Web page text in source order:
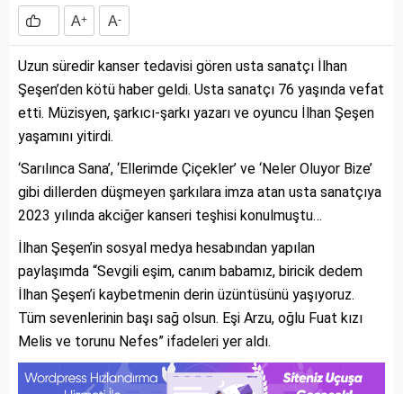
A+ A-
Uzun süredir kanser tedavisi gören usta sanatçı İlhan
Şeşen’den kötü haber geldi. Usta sanatçı 76 yaşında vefat
etti. Müzisyen, şarkıcı-şarkı yazarı ve oyuncu İlhan Şeşen
yaşamını yitirdi.
‘Sarılınca Sana’, ‘Ellerimde Çiçekler’ ve ‘Neler Oluyor Bize’
gibi dillerden düşmeyen şarkılara imza atan usta sanatçıya
2023 yılında akciğer kanseri teşhisi konulmuştu…
İlhan Şeşen’in sosyal medya hesabından yapılan
paylaşımda “Sevgili eşim, canım babamız, biricik dedem
İlhan Şeşen’i kaybetmenin derin üzüntüsünü yaşıyoruz.
Tüm sevenlerinin başı sağ olsun. Eşi Arzu, oğlu Fuat kızı
Melis ve torunu Nefes” ifadeleri yer aldı.